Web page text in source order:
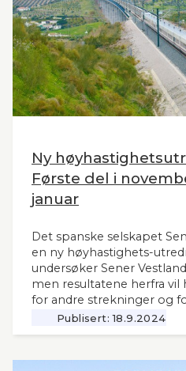
Ny
Første del i
januar
Det spanske selskapet
en ny høyhastighets-
undersøker Sener
men resultatene herfra vil
for andre strekninger og
jernbane generelt. Norsk
for utredningen.
Publisert: 18.9.2024